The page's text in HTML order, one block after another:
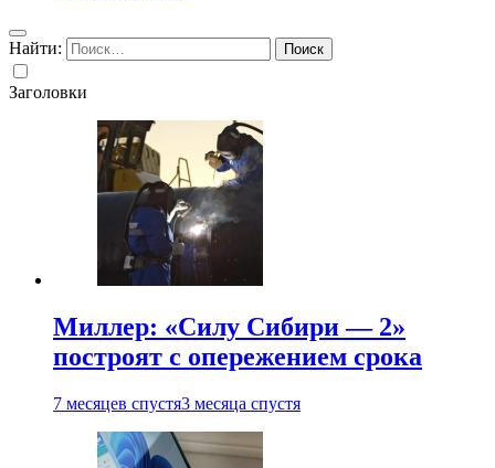
Найти:
Заголовки
Миллер: «Силу Сибири — 2»
построят с опережением срока
7 месяцев спустя3 месяца спустя